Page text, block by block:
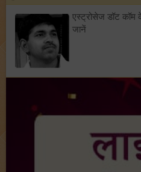
एस्ट्रोसेज डॉट कॉम
जानें